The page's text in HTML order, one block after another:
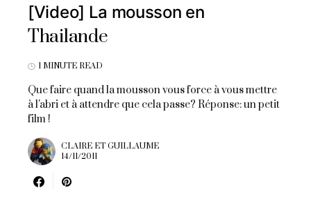
[Video] La mousson en
Thailande
1 MINUTE READ
Que faire quand la mousson vous force à vous mettre
à l'abri et à attendre que cela passe? Réponse: un petit
film !
CLAIRE ET GUILLAUME
14/11/2011